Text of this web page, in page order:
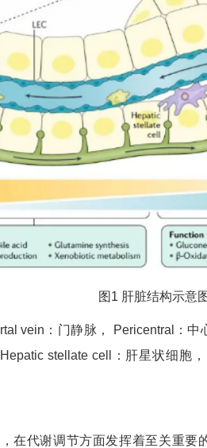
图1 肝脏结构示意图
vein：门静脉， Pericentral：
stellate cell：肝星状细胞
，在代谢调节方面发挥着至关重